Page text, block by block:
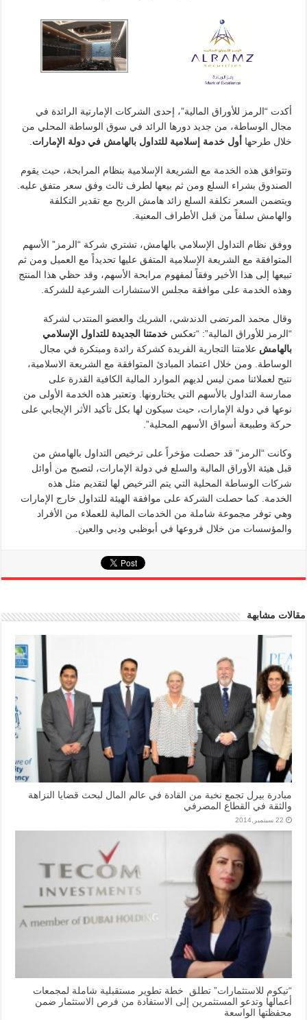
أكدت “الرمز للأوراق المالية”، إحدى الشركات الإمارتية الرائدة في
مجال الوساطة، من جديد دورها الرائد في سوق الوساطة المحلي من
خلال طرحها أول خدمة إسلامية للتداول بالهامش في دولة الإمارات.
وتتوافق هذه الخدمة مع الشريعة الإسلامية بنظام المرابحة، حيث يقوم
الصندوق بشراء السلع ومن ثم بيعها لطرف ثالث وفق سعر متفق عليه.
ويتضمن السعر تكلفة السلع زائد هامش الربح مع تقدير التكلفة
والهامش سلفاً من قبل الأطراف المعنية.
ووفق نظام التداول الإسلامي بالهامش، تشتري شركة “الرمز” الأسهم
المتوافقة مع الشريعة الإسلامية المتفق عليها تحديداً مع العميل ومن ثم
تبيعها إلى هذا الأخير وفقاً لمفهوم مرابحة الأسهم، وقد حظي هذا المنتج
وهذه الخدمة على موافقة مجلس الاستشارات الشرعية للشركة.
وقال محمد المرتضى الدندشي، الشريك والعضو المنتدب لشركة
“الرمز للأوراق المالية”: “تعكسخدمتنا الجديدة للتداول الإسلامي
بالهامش علامتنا التجارية الفريدة كشركة رائدة ومبتكرة في مجال
الوساطة. ومن خلال اعتماد المبادئ المتوافقة مع الشريعة الاسلامية،
نتيح لعملائنا ممن ليس لديهم الموارد المالية الكافية القدرة على
ممارسة التداول بالأسهم التي يختارونها. وتعتبر هذه الخدمة الأولى من
نوعها في دولة الإمارات، حيث سيكون لها بكل تأكيد الأثر الإيجابي على
حركة وطبيعة أسواق الأسهم المحلية”.
وكانت “الرمز” قد حصلت مؤخراً على ترخيص التداول بالهامش من
قبل هيئة الأوراق المالية والسلع في دولة الإمارات، لتصبح من أوائل
شركات الوساطة المحلية التي يتم الترخيص لها لتقديم مثل هذه
الخدمة. كما حصلت الشركة على موافقة الهيئة للتداول خارج الإمارات
وهي توفر مجموعة شاملة من الخدمات المالية للعملاء من الأفراد
والمؤسسات من خلال فروعها في أبوظبي ودبي والعين.
مقالات مشابهة
مبادرة بيرل تجمع نخبة من القادة في عالم المال لبحث قضايا النزاهة
والثقة في القطاع المصرفي
22 سبتمبر,2014
“تيكوم للاستثمارات” تطلق خطة تطوير مستقبلية شاملة لمجمعات
أعمالها وتدعو المستثمرين إلى الاستفادة من فرص الاستثمار ضمن
محفظتها الواسعة